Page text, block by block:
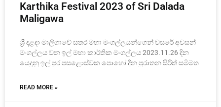
Karthika Festival 2023 of Sri Dalada
Maligawa
ශ්‍රී දළදා මාලිගාවේ සතර මහා මංගල්ලයන්ගෙන් වසරේ අවසන්
මංගල්ලය වන ඉල් මහා කාර්තික මංගල්ලය 2023.11.26 දින
යෙදුනු ඉල් පුර පසළොස්වක පොහෝ දින පුරාතන සිරිත් සමිමත
READ MORE »